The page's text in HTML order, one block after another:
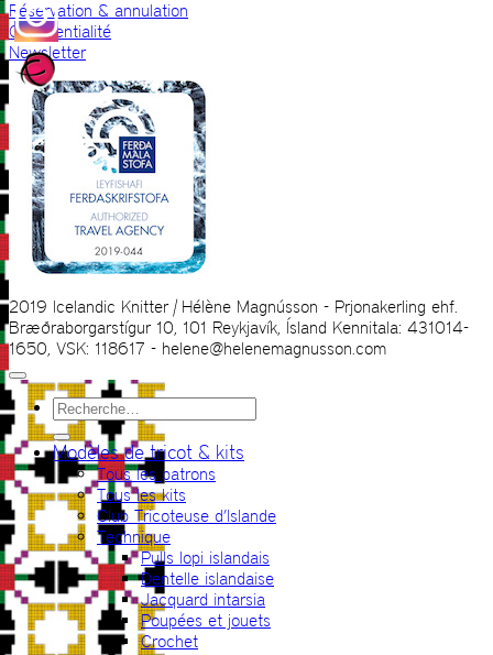
Réservation & annulation
Confidentialité
Newsletter
2019 Icelandic Knitter | Hélène Magnússon - Prjonakerling ehf.
Bræðraborgarstígur 10, 101 Reykjavík, Ísland Kennitala: 431014-
1650, VSK: 118617 - helene@helenemagnusson.com
Recherche
pour :
Modèles de tricot & kits
Tous les patrons
Tous les kits
Club Tricoteuse d’Islande
Technique
Pulls lopi islandais
Dentelle islandaise
Jacquard intarsia
Poupées et jouets
Crochet